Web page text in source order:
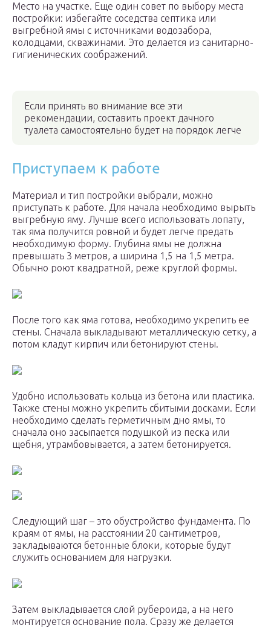
Место на участке. Еще один совет по выбору места
постройки: избегайте соседства септика или
выгребной ямы с источниками водозабора,
колодцами, скважинами. Это делается из санитарно-
гигиенических соображений.
Если принять во внимание все эти
рекомендации, составить проект дачного
туалета самостоятельно будет на порядок легче
Приступаем к работе
Материал и тип постройки выбрали, можно
приступать к работе. Для начала необходимо вырыть
выгребную яму. Лучше всего использовать лопату,
так яма получится ровной и будет легче предать
необходимую форму. Глубина ямы не должна
превышать 3 метров, а ширина 1,5 на 1,5 метра.
Обычно роют квадратной, реже круглой формы.
После того как яма готова, необходимо укрепить ее
стены. Сначала выкладывают металлическую сетку, а
потом кладут кирпич или бетонируют стены.
Удобно использовать кольца из бетона или пластика.
Также стены можно укрепить сбитыми досками. Если
необходимо сделать герметичным дно ямы, то
сначала оно засыпается подушкой из песка или
щебня, утрамбовывается, а затем бетонируется.
Следующий шаг – это обустройство фундамента. По
краям от ямы, на расстоянии 20 сантиметров,
закладываются бетонные блоки, которые будут
служить основанием для нагрузки.
Затем выкладывается слой рубероида, а на него
монтируется основание пола. Сразу же делается